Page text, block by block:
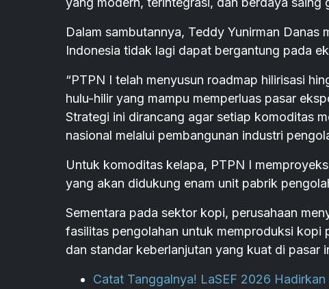
Dalam sambutannya, Teddy Yunirman
Indonesia tidak lagi dapat bergantung pada
“PTPN I telah menyusun roadmap hilirisasi
hulu-hilir yang mampu memperluas pasar
Strategi ini dirancang agar setiap komoditas
nasional melalui pembangunan industri
Untuk komoditas kelapa, PTPN I
yang akan didukung enam unit pabrik
Sementara pada sektor kopi, perusahaan
fasilitas pengolahan untuk memproduksi kopi
dan standar keberlanjutan yang kuat di pasar
Catat Tanggalnya! LaSEF 2026